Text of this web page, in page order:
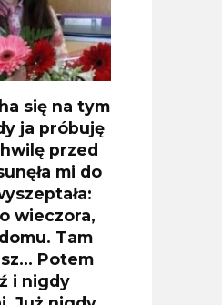
się na tym
ja próbuję
przed
mi do
wieczora,
Tam
Potem
i nigdy